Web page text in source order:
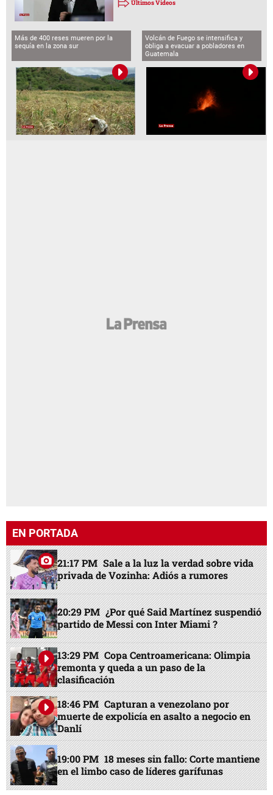
Últimos Videos
Más de 400 reses mueren por la
sequía en la zona sur
Volcán de Fuego se intensifica y
obliga a evacuar a pobladores en
Guatemala
EN PORTADA
21:17 PM Sale a la luz la verdad sobre vida
privada de Vozinha: Adiós a rumores
20:29 PM ¿Por qué Said Martínez suspendió
partido de Messi con Inter Miami ?
13:29 PM Copa Centroamericana: Olimpia
remonta y queda a un paso de la
clasificación
18:46 PM Capturan a venezolano por
muerte de expolicía en asalto a negocio en
Danlí
19:00 PM 18 meses sin fallo: Corte mantiene
en el limbo caso de líderes garífunas